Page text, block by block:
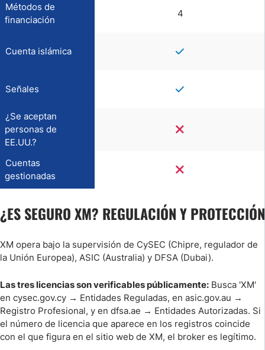
Métodos de
financiación
4
Cuenta islámica
Señales
¿Se aceptan
personas de
EE.UU.?
Cuentas
gestionadas
¿ES SEGURO XM? REGULACIÓN Y PROTECCIÓN
XM opera bajo la supervisión de CySEC (Chipre, regulador de
la Unión Europea), ASIC (Australia) y DFSA (Dubai).
Las tres licencias son verificables públicamente: Busca 'XM'
en cysec.gov.cy → Entidades Reguladas, en asic.gov.au →
Registro Profesional, y en dfsa.ae → Entidades Autorizadas. Si
el número de licencia que aparece en los registros coincide
con el que figura en el sitio web de XM, el broker es legítimo.